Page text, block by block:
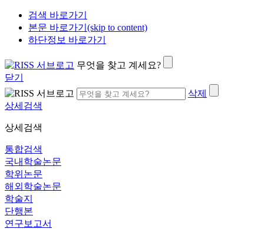
검색 바로가기
본문 바로가기(skip to content)
하단정보 바로가기
무엇을 찾고 계세요?
닫기
삭제
상세검색
상세검색
통합검색
국내학술논문
학위논문
해외학술논문
학술지
단행본
연구보고서